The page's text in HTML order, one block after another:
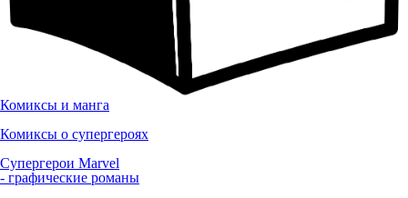
Комиксы и манга
Комиксы о супергероях
Супергерои Marvel
- графические романы